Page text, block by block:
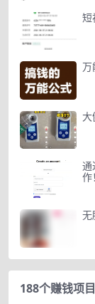
短
通
作！
无
188个赚钱项目